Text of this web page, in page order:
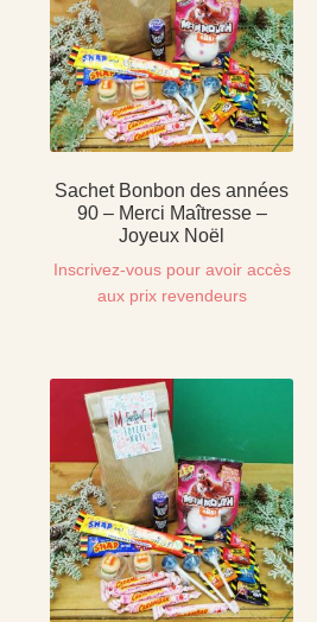
Sachet Bonbon des années
90 – Merci Maîtresse –
Joyeux Noël
Inscrivez-vous pour avoir accès
aux prix revendeurs